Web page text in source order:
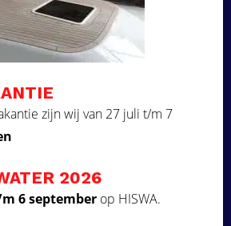
Ga naar
Over ons
Projecten
EVA foam decks
zijn wij van 27 juli t/m 7
2026
6 september op HISWA.
cookies om uw
verbeteren. Door
stemt u in met
met ons